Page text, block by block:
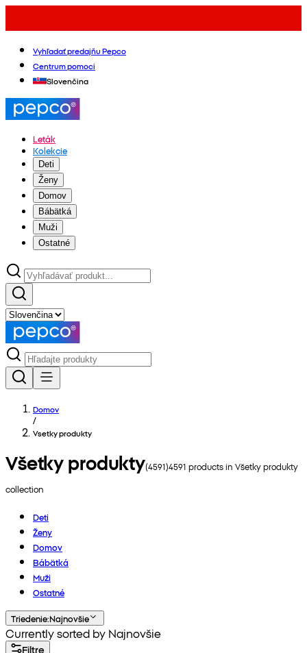
Vyhľadať predajňu Pepco
Centrum pomoci
Slovenčina
Leták
Kolekcie
Deti
Ženy
Domov
Bábätká
Muži
Ostatné
Domov
/
Vsetky produkty
Všetky produkty(4591)4591 products inVšetky produkty
collection
Deti
Ženy
Domov
Bábätká
Muži
Ostatné
Triedenie:Najnovšie
Currently sorted by Najnovšie
Filtre